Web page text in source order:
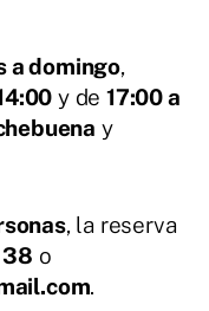
a domingo,
y de17:00 a
y
, la reserva
o
.